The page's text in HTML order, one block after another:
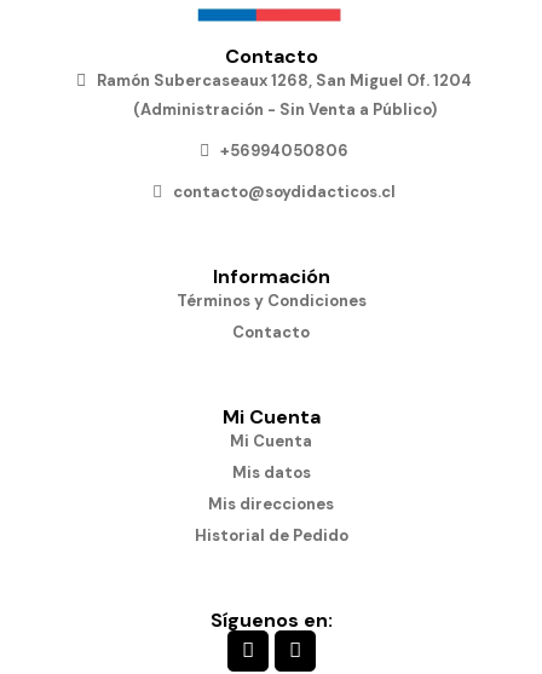
Contacto
Ramón Subercaseaux 1268, San Miguel Of. 1204
(Administración - Sin Venta a Público)
+56994050806
contacto@soydidacticos.cl
Información
Términos y Condiciones
Contacto
Mi Cuenta
Mi Cuenta
Mis datos
Mis direcciones
Historial de Pedido
Síguenos en: